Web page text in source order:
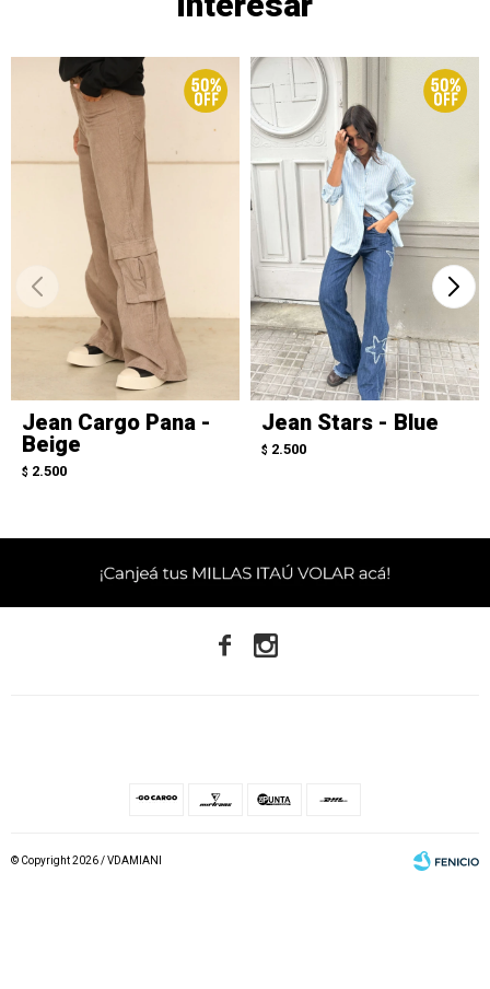
Jean Cargo Pana -
Beige
$ 2.500
Jean Stars - Blue
$ 2.500
 
© Copyright 2026 / VDAMIANI